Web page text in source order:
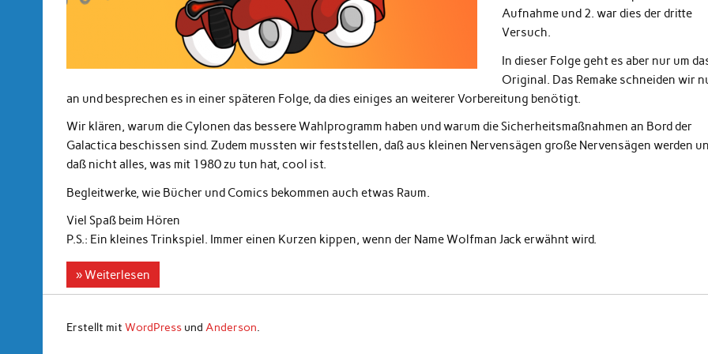
Aufnahme und 2. war dies der dritte
Versuch.
In dieser Folge geht es aber nur um
Original. Das Remake schneiden wir
an und besprechen es in einer späteren Folge, da dies einiges an weiterer Vorbereitung benötigt.
Wir klären, warum die Cylonen das bessere Wahlprogramm haben und warum die Sicherheitsmaßnahmen an Bord der
Galactica beschissen sind. Zudem mussten wir feststellen, daß aus kleinen Nervensägen große Nervensägen werden
daß nicht alles, was mit 1980 zu tun hat, cool ist.
Begleitwerke, wie Bücher und Comics bekommen auch etwas Raum.
Viel Spaß beim Hören
P.S.: Ein kleines Trinkspiel. Immer einen Kurzen kippen, wenn der Name Wolfman Jack erwähnt wird.
» Weiterlesen
Erstellt mitWordPress und Anderson